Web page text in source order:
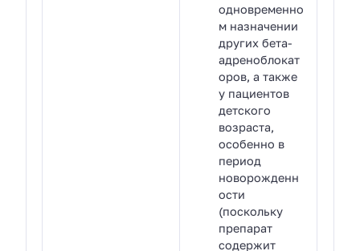
одновременно
м назначении
других бета-
адреноблокат
оров, а также
у пациентов
детского
возраста,
особенно в
период
новорожденн
ости
(поскольку
препарат
содержит